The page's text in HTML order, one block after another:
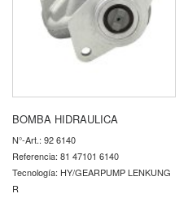
BOMBA HIDRAULICA
N°-Art.: 92 6140
Referencia: 81 47101 6140
Tecnología: HY/GEARPUMP LENKUNG
R